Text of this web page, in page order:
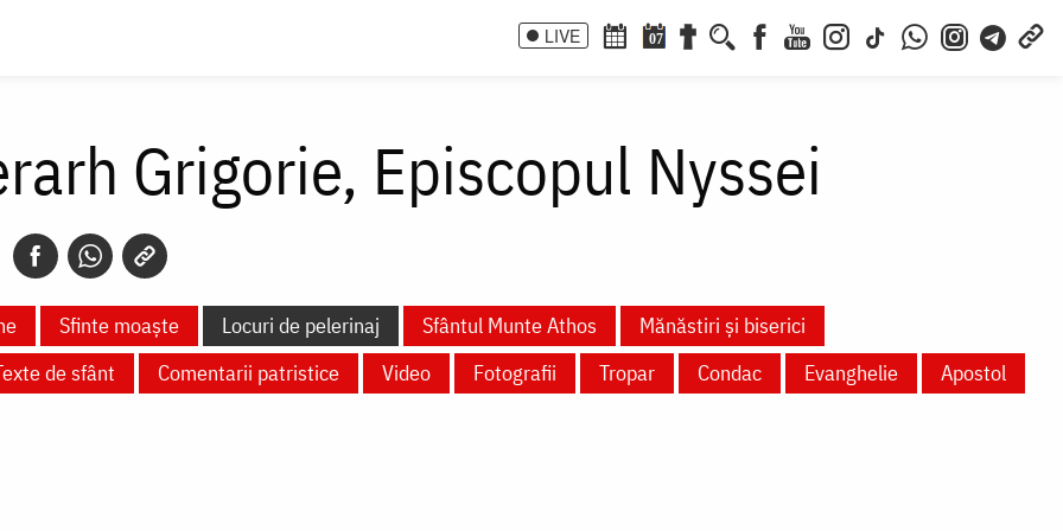
LIVE 07
Grigorie, Episcopul Nyssei
Sfinte moaște Locuri de pelerinaj Sfântul Munte Athos
Mănăstiri și biserici
de sfânt Comentarii patristice Video Fotografii Tropar Condac Evanghelie Apostol